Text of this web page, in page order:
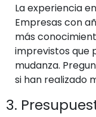
La experiencia
Empresas con
más
imprevistos que
mudanza.
si han realizado
3.